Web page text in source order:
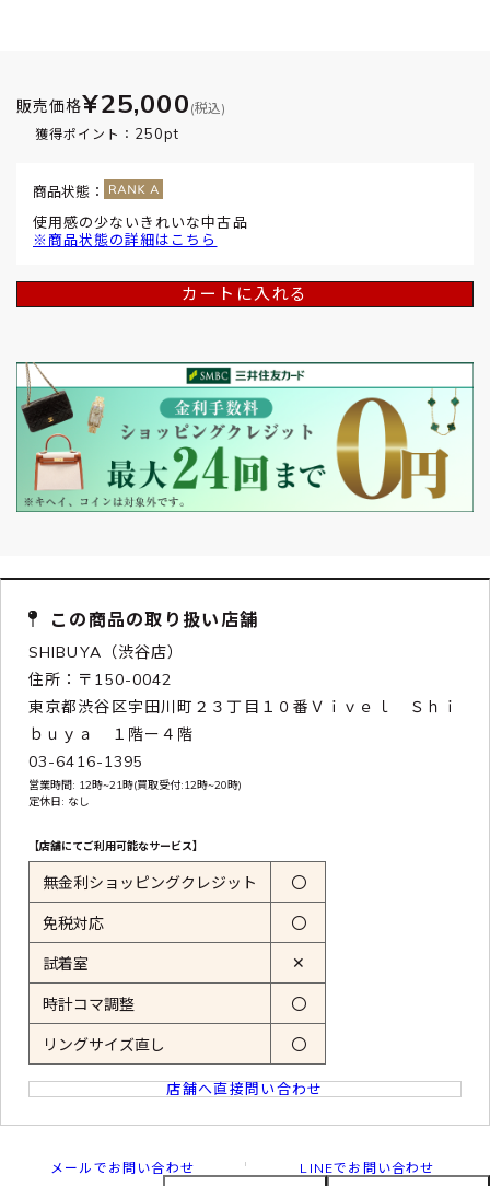
販売価格¥25,000 (税込)
獲得ポイント： 250pt
商品状態：
使用感の少ないきれいな中古品
※商品状態の詳細はこちら
カートに入れる
この商品の取り扱い店舗
SHIBUYA（渋谷店）
住所：〒150-0042
東京都渋谷区宇田川町２３丁目１０番Ｖｉｖｅｌ Ｓｈｉ
ｂｕｙａ １階ー４階
03-6416-1395
営業時間: 12時~21時(買取受付:12時~20時)
定休日: なし
【店舗にてご利用可能なサービス】
無金利ショッピングクレジット 〇
免税対応 〇
試着室 ✕
時計コマ調整 〇
リングサイズ直し 〇
店舗へ直接問い合わせ
メールでお問い合わせ LINEでお問い合わせ